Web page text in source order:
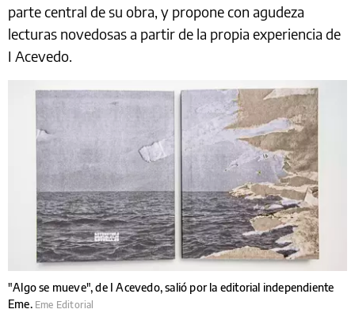
parte central de su obra, y propone con agudeza
lecturas novedosas a partir de la propia experiencia de
I Acevedo.
"Algo se mueve", de I Acevedo, salió por la editorial independiente
Eme. Eme Editorial